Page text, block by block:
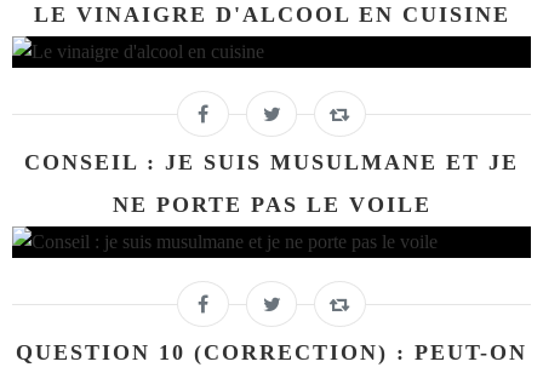
LE VINAIGRE D'ALCOOL EN CUISINE
CONSEIL : JE SUIS MUSULMANE ET JE
NE PORTE PAS LE VOILE
QUESTION 10 (CORRECTION) : PEUT-ON